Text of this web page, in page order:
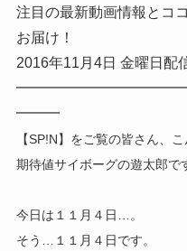
注目の最新動画情報とコ
お届け！
2016年11月4日 金曜日配
━━━
【SP!N】をご覧の皆さん、こ
期待値サイボーグの遊太郎で
今日は１１月４日…。
そう…１１月４日です。